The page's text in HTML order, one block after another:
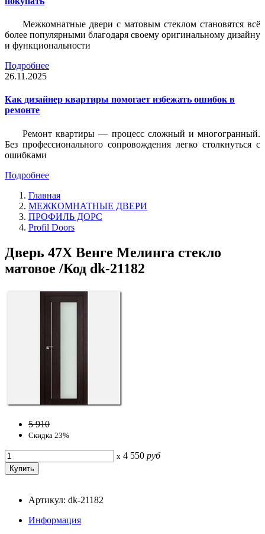
Межкомнатные двери с матовым стеклом становятся всё
более популярными благодаря своему оригинальному дизайну
и функциональности
Подробнее
26.11.2025
Как дизайнер квартиры помогает избежать ошибок в
ремонте
Ремонт квартиры — процесс сложный и многогранный.
Без профессионального сопровождения легко столкнуться с
ошибками
Подробнее
Главная
МЕЖКОМНАТНЫЕ ДВЕРИ
ПРОФИЛЬ ДОРС
Profil Doors
Дверь 47X Венге Мелинга стекло
матовое /Код dk-21182
5 910
Скидка 23%
x 4 550 руб
Артикул: dk-21182
Информация